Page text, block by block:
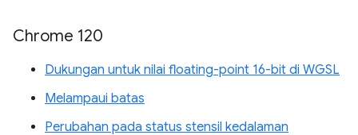
Chrome 120
Dukungan untuk nilai floating-point 16-bit di WGSL
Melampaui batas
Perubahan pada status stensil kedalaman